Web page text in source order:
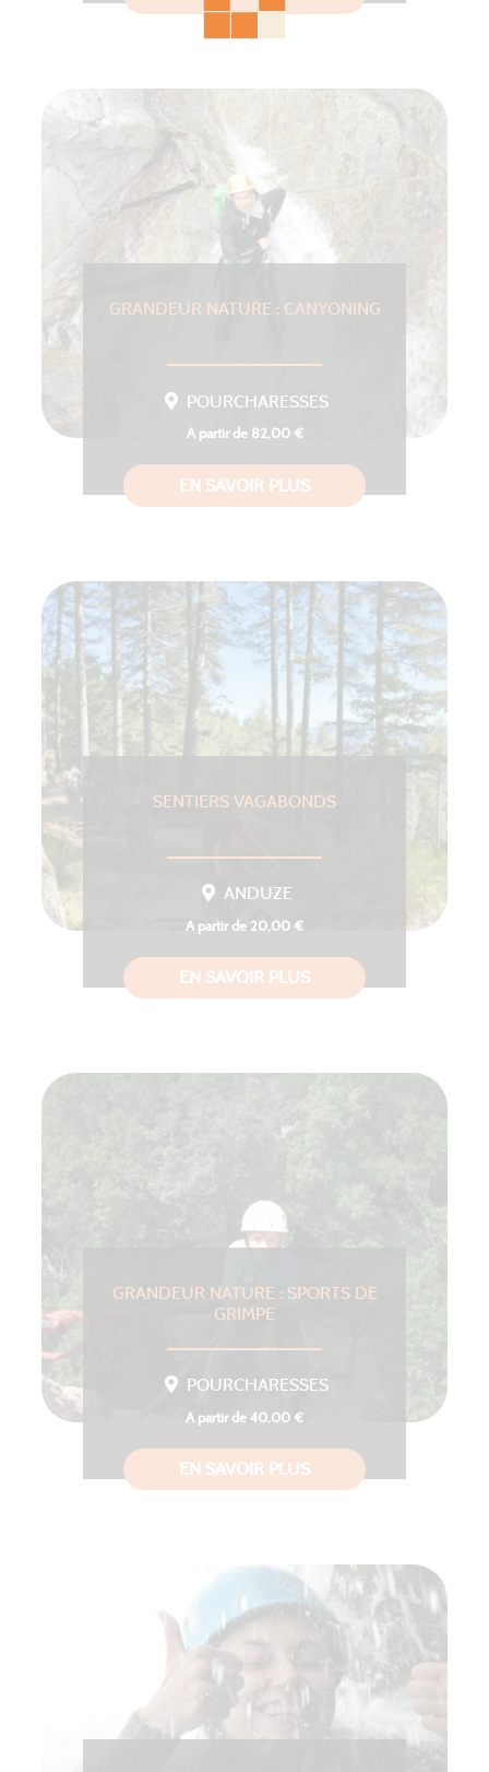
GRANDEUR NATURE : CANYONING
POURCHARESSES
A partir de 82,00 €
EN SAVOIR PLUS
SENTIERS VAGABONDS
ANDUZE
A partir de 20,00 €
EN SAVOIR PLUS
GRANDEUR NATURE : SPORTS DE
GRIMPE
POURCHARESSES
A partir de 40,00 €
EN SAVOIR PLUS